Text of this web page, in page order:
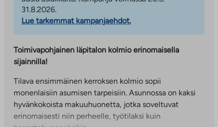
31.8.2026.
Lue tarkemmat kampanjaehdot.
Toimivapohjainen läpitalon kolmio erinomaisella
sijainnilla!
Tilava ensimmäinen kerroksen kolmio sopii
monenlaisiin asumisen tarpeisiin. Asunnossa on kaksi
hyvänkokoista makuuhuonetta, jotka soveltuvat
erinomaisesti niin perheelle, työtilaksi kuin